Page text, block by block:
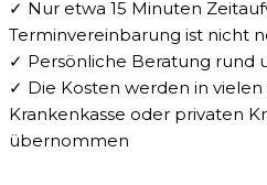
✓ Nur etwa 15 Minuten
Terminvereinbarung ist nicht
✓ Persönliche Beratung rund
✓ Die Kosten werden in
Krankenkasse oder privaten
übernommen